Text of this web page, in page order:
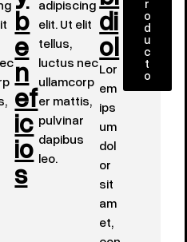
b
e
n
ef
ic
io
s
adipiscing
elit. Ut elit
tellus,
luctus nec
ullamcorp
er mattis,
pulvinar
dapibus
leo.
di
ol
Lor
em
ips
um
dol
or
sit
am
et,
r
o
d
u
c
t
o